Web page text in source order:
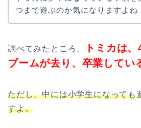
つまで遊ぶのか気になりますよね
調べてみたところ、
トミカは
ブームが去り、卒業してい
ただし、中には小学生になっても
すよ。